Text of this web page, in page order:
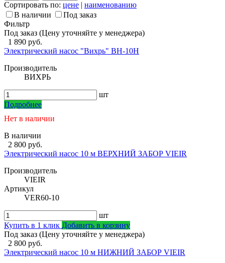
Сортировать по: цене | наименованию
В наличии
Под заказ
Фильтр
Под заказ (Цену уточняйте у менеджера)
1 890 руб.
Электрический насос "Вихрь" ВН-10Н
Производитель
ВИХРЬ
шт
Подробнее
Нет в наличии
В наличии
2 800 руб.
Электрический насос 10 м ВЕРХНИЙ ЗАБОР VIEIR
Производитель
VIEIR
Артикул
VER60-10
шт
Купить в 1 клик Добавить в корзину
Под заказ (Цену уточняйте у менеджера)
2 800 руб.
Электрический насос 10 м НИЖНИЙ ЗАБОР VIEIR